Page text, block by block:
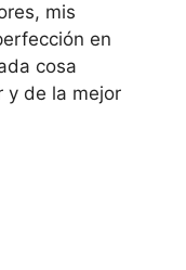
mis
en
cosa
y de la mejor